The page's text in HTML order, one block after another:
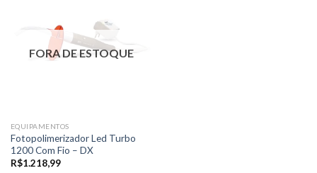
FORA DE ESTOQUE
EQUIPAMENTOS
Fotopolimerizador Led Turbo
1200 Com Fio – DX
R$1.218,99